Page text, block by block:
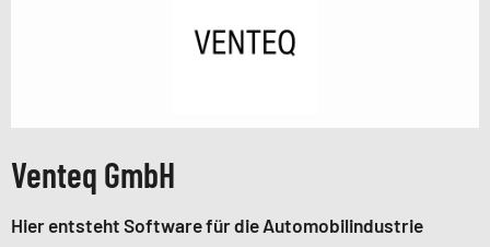
Venteq GmbH
Hier entsteht Software für die Automobilindustrie